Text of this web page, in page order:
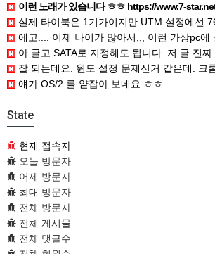
이런 노래가 있습니다 ㅎㅎ https://www.7-star.net/bbs/
실제 타이북은 1기가이지만 UTM 설정에선 768mb 입니다. 1기가나 그 보다 넘게 설정하면
에고.... 이제 나이가 많아서,,, 이런 가상pc에 설치해보는 것도 귀찮군요.. ㅎㅎ
아 글고 SATA로 지정해도 됩니다. 저 글 진짜 이상하네요. 옛날꺼 퍼와서 그
잘 되는데요. 윈도 설정 문제신거 같은데. 크롬 브라우저나 파폭으
얘가 OS/2 를 얕잡아 보네요 ㅎㅎ
State
현재 접속자
오늘 방문자
어제 방문자
최대 방문자
전체 방문자
전체 게시물
전체 댓글수